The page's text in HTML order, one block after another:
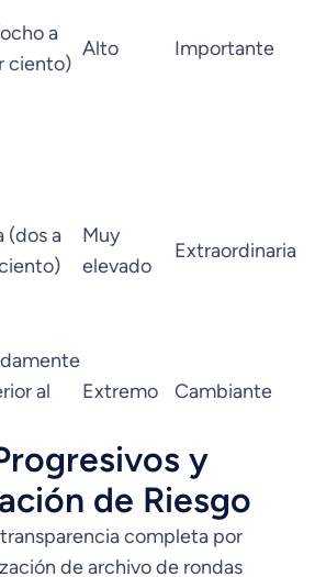
a
ciento)
Alto Importante
(dos a
Muy
elevado
Extraordinaria
al
Extremo Cambiante
y
de Riesgo
completa por
de archivo de rondas